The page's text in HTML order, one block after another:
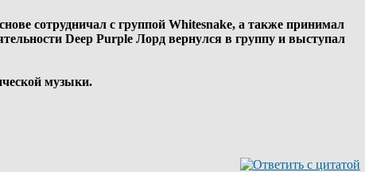
сотрудничал с группой Whitesnake, а также принимал
Deep Purple Лорд вернулся в группу и выступал
музыки.